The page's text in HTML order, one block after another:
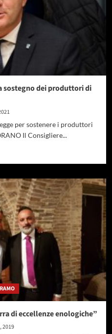
sostegno dei produttori di
per sostenere i produttori
Il Consigliere...
di eccellenze enologiche”
2019